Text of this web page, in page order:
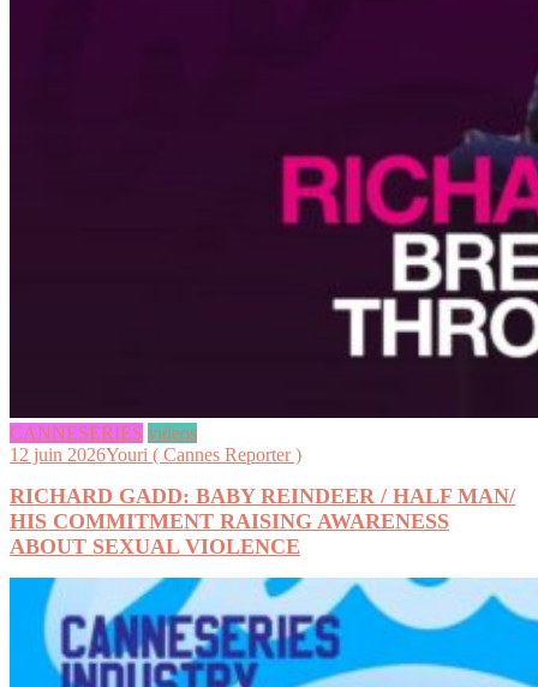
CANNESERIES videos
12 juin 2026Youri ( Cannes Reporter )
RICHARD GADD: BABY REINDEER / HALF MAN/
HIS COMMITMENT RAISING AWARENESS
ABOUT SEXUAL VIOLENCE